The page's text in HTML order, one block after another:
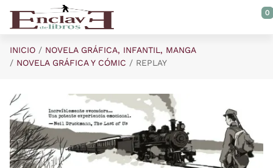
Saltar al contenido principal
0
INICIO
NOVELA GRÁFICA, INFANTIL, MANGA
NOVELA GRÁFICA Y CÓMIC
REPLAY